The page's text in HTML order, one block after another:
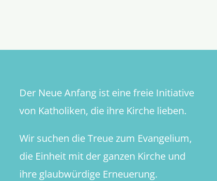
Der Neue Anfang ist eine freie Initiative
von Katholiken, die ihre Kirche lieben.
Wir suchen die Treue zum Evangelium,
die Einheit mit der ganzen Kirche und
ihre glaubwürdige Erneuerung.